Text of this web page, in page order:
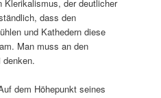
der deutlicher
dass den
und Kathedern diese
Man muss an den
dem Höhepunkt seines